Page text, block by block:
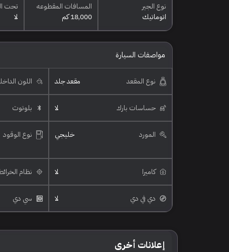
نوع الجير
اتوماتيك
المسافات المقطوعه
18,000 كم
تحت
لا
مواصفات السيارة
نوع المقعد مقعد جلد اللون
حساسات بارك لا بلوتوث
المورد خليجي نوع الوقود
كاميرا لا نظام
دي في دي لا سي دي
إعلانات أخرى